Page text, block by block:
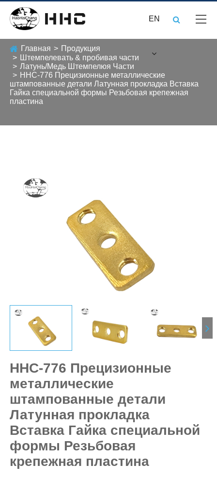
EN
Главная
Продукция
Штемпелевать & пробивая части
Латунь/Медь Штемпелюя Части
HHC-776 Прецизионные металлические
штампованные детали Латунная прокладка Вставка
Гайка специальной формы Резьбовая крепежная
пластина
HHC-776 Прецизионные
металлические
штампованные детали
Латунная прокладка
Вставка Гайка специальной
формы Резьбовая
крепежная пластина